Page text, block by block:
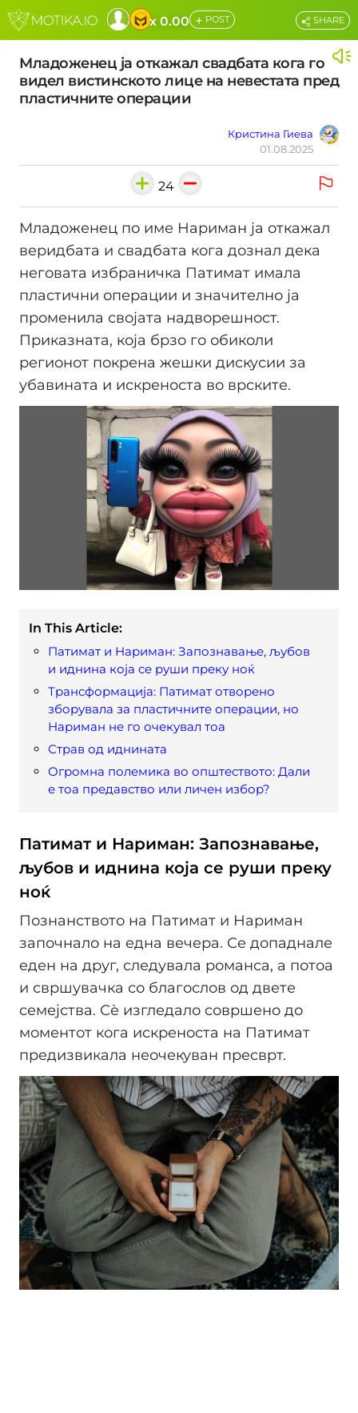
x 0.00 + POST
Младоженец ја откажал свадбата кога го
видел вистинското лице на невестата пред
пластичните операции
Кристина Гиева
01.08.2025
SHARE
24
Младоженец по име Нариман ја откажал
веридбата и свадбата кога дознал дека
неговата избраничка Патимат имала
пластични операции и значително ја
променила својата надворешност.
Приказната, која брзо го обиколи
регионот покрена жешки дискусии за
убавината и искреноста во врските.
In This Article:
Патимат и Нариман: Запознавање, љубов
и иднина која се руши преку ноќ
Трансформација: Патимат отворено
зборувала за пластичните операции, но
Нариман не го очекувал тоа
Страв од иднината
Огромна полемика во општеството: Дали
е тоа предавство или личен избор?
Патимат и Нариман: Запознавање,
љубов и иднина која се руши преку
ноќ
Познанството на Патимат и Нариман
започнало на една вечера. Се допаднале
еден на друг, следувала романса, а потоа
и свршувачка со благослов од двете
семејства. Сѐ изгледало совршено до
моментот кога искреноста на Патимат
предизвикала неочекуван пресврт.